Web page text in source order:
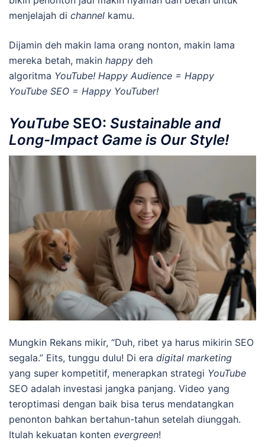
menjelajah di channel kamu.
Dijamin deh makin lama orang nonton, makin lama
mereka betah, makin happy deh
algoritma YouTube! Happy Audience = Happy
YouTube SEO = Happy YouTuber!
YouTube SEO: Sustainable and
Long-Impact Game is Our Style!
Mungkin Rekans mikir, “Duh, ribet ya harus mikirin SEO
segala.” Eits, tunggu dulu! Di era digital marketing
yang super kompetitif, menerapkan strategi YouTube
SEO adalah investasi jangka panjang. Video yang
teroptimasi dengan baik bisa terus mendatangkan
penonton bahkan bertahun-tahun setelah diunggah.
Itulah kekuatan konten evergreen!